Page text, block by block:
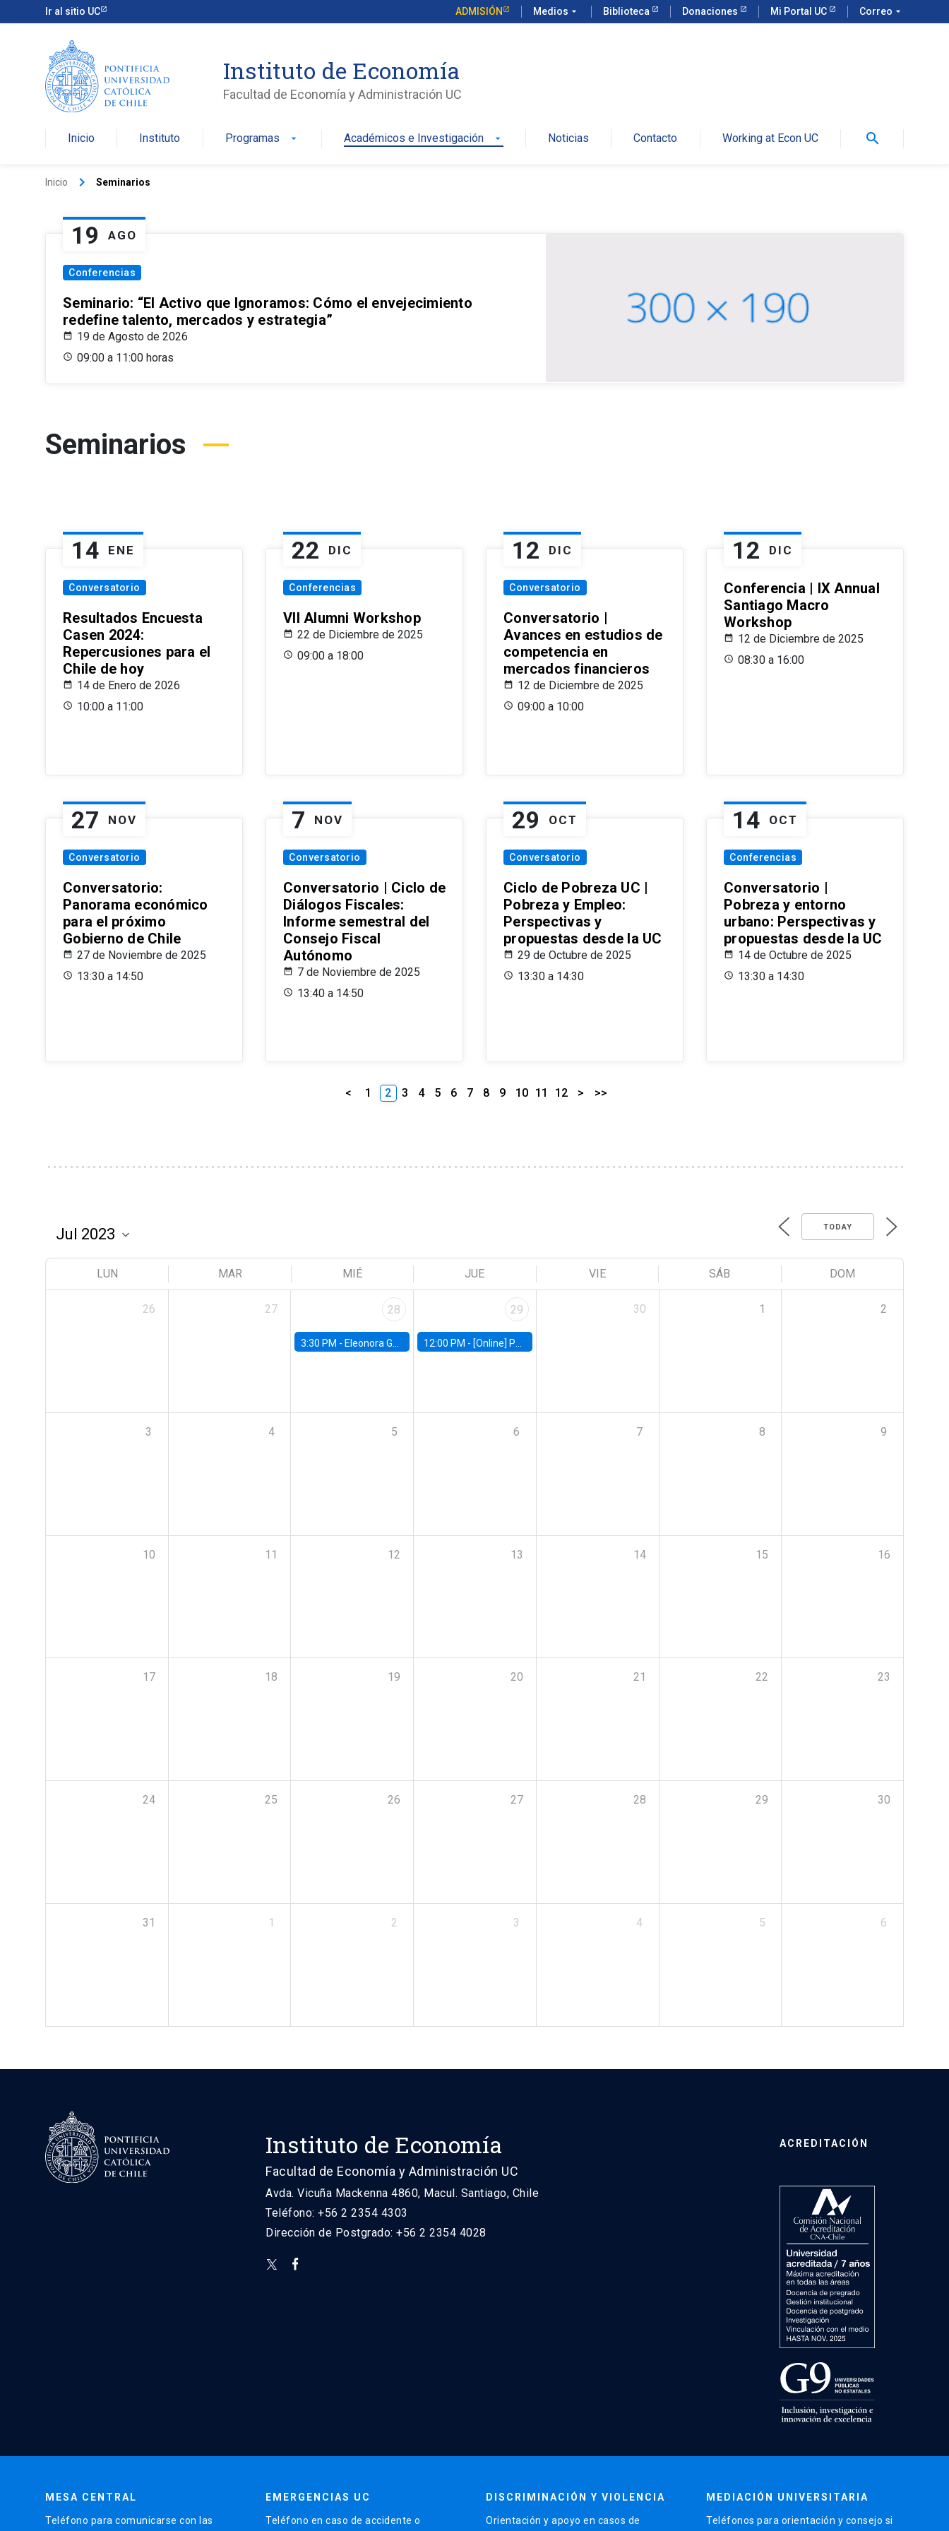
Ir al sitio UC ADMISIÓN Medios arrow_drop_down Biblioteca Donaciones Mi Portal UC Correo arrow_drop_down
Instituto de Economía
Facultad de Economía y Administración UC
Inicio Instituto Programas arrow_drop_down Académicos e Investigación arrow_drop_down Noticias Contacto Working at Econ UC search
Inicio keyboard_arrow_right Seminarios
19 AGO
Conferencias
Seminario: “El Activo que Ignoramos: Cómo el envejecimiento
redefine talento, mercados y estrategia”
19 de Agosto de 2026
09:00 a 11:00 horas
Seminarios
14 ENE
Conversatorio
Resultados Encuesta
Casen 2024:
Repercusiones para el
Chile de hoy
14 de Enero de 2026
10:00 a 11:00
22 DIC
Conferencias
VII Alumni Workshop
22 de Diciembre de 2025
09:00 a 18:00
12 DIC
Conversatorio
Conversatorio |
Avances en estudios de
competencia en
mercados financieros
12 de Diciembre de 2025
09:00 a 10:00
12 DIC
Conferencia | IX Annual
Santiago Macro
Workshop
12 de Diciembre de 2025
08:30 a 16:00
27 NOV
Conversatorio
Conversatorio:
Panorama económico
para el próximo
Gobierno de Chile
27 de Noviembre de 2025
13:30 a 14:50
7 NOV
Conversatorio
Conversatorio | Ciclo de
Diálogos Fiscales:
Informe semestral del
Consejo Fiscal
Autónomo
7 de Noviembre de 2025
13:40 a 14:50
29 OCT
Conversatorio
Ciclo de Pobreza UC |
Pobreza y Empleo:
Perspectivas y
propuestas desde la UC
29 de Octubre de 2025
13:30 a 14:30
14 OCT
Conferencias
Conversatorio |
Pobreza y entorno
urbano: Perspectivas y
propuestas desde la UC
14 de Octubre de 2025
13:30 a 14:30
< 1 2 3 4 5 6 7 8 9 10 11 12 > >>
TODAY
LUN MAR MIÉ JUE VIE SÁB DOM
26 27 28
3:30 PM - Eleonora Guarnieri, Exeter University
29
12:00 PM - [Online] Pablo Slutzky, University of Maryland
30 1 2
3 4 5 6 7 8 9
10 11 12 13 14 15 16
17 18 19 20 21 22 23
24 25 26 27 28 29 30
31 1 2 3 4 5 6
Instituto de Economía
Facultad de Economía y Administración UC
Avda. Vicuña Mackenna 4860, Macul. Santiago, Chile
Teléfono: +56 2 2354 4303
Dirección de Postgrado: +56 2 2354 4028
ACREDITACIÓN
MESA CENTRAL
Teléfono para comunicarse con las
EMERGENCIAS UC
Teléfono en caso de accidente o
DISCRIMINACIÓN Y VIOLENCIA
Orientación y apoyo en casos de
MEDIACIÓN UNIVERSITARIA
Teléfonos para orientación y consejo si